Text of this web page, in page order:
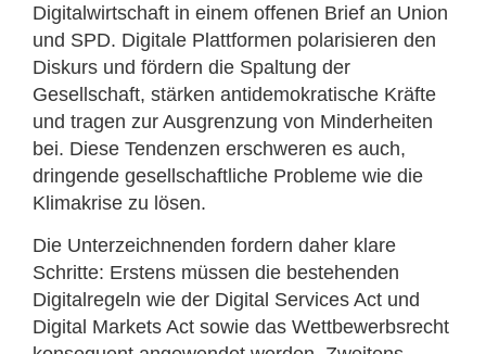
Digitalwirtschaft in einem offenen Brief an Union
und SPD. Digitale Plattformen polarisieren den
Diskurs und fördern die Spaltung der
Gesellschaft, stärken antidemokratische Kräfte
und tragen zur Ausgrenzung von Minderheiten
bei. Diese Tendenzen erschweren es auch,
dringende gesellschaftliche Probleme wie die
Klimakrise zu lösen.
Die Unterzeichnenden fordern daher klare
Schritte: Erstens müssen die bestehenden
Digitalregeln wie der Digital Services Act und
Digital Markets Act sowie das Wettbewerbsrecht